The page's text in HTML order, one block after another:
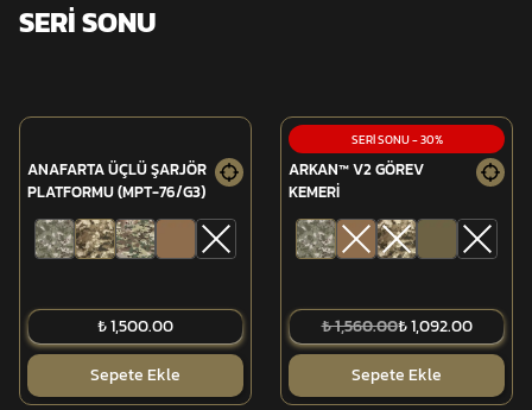
SERİ SONU
ANAFARTA ÜÇLÜ ŞARJÖR
PLATFORMU (MPT-76/G3)
₺ 1,500.00
Sepete Ekle
SERİ SONU-30%
ARKAN™ V2 GÖREV
KEMERİ
₺ 1,560.00₺ 1,092.00
Sepete Ekle